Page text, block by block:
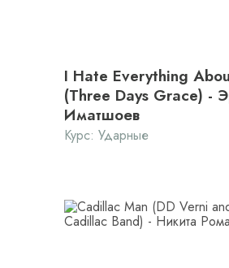
I Hate Everything
(Three Days Grace) -
Иматшоев
Курс: Ударные